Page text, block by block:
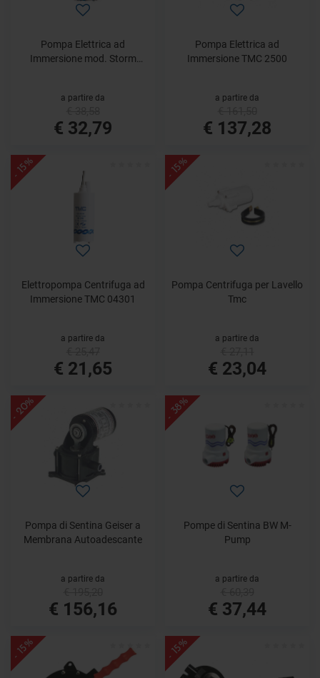
Pompa Elettrica ad
Immersione mod. Storm
a partire da
€ 32,79
Pompa Elettrica ad
Immersione TMC 2500
a partire da
€ 137,28
- 15%
Elettropompa Centrifuga ad
Immersione TMC 04301
a partire da
€ 21,65
- 15%
Pompa Centrifuga per Lavello
Tmc
a partire da
€ 23,04
- 20%
Pompa di Sentina Geiser a
Membrana Autoadescante
a partire da
€ 156,16
- 38%
Pompe di Sentina BW M-
Pump
a partire da
€ 37,44
- 15% - 15%